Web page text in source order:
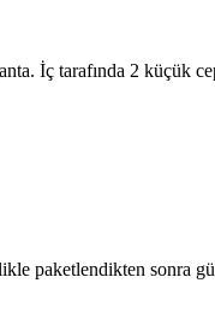
İç tarafında 2 küçük
paketlendikten sonra